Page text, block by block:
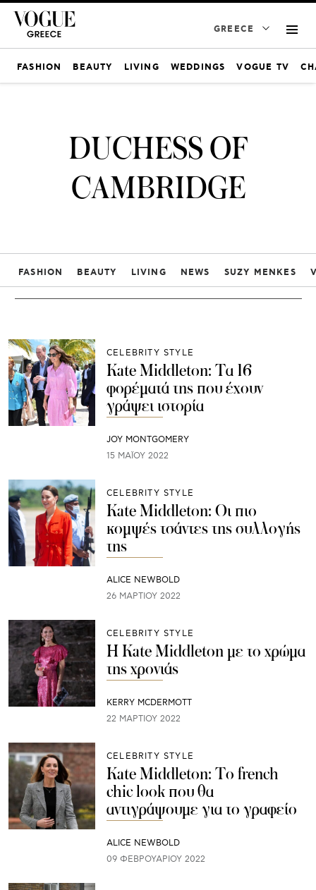
GREECE
FASHION BEAUTY LIVING WEDDINGS VOGUE TV
DUCHESS OF
CAMBRIDGE
FASHION BEAUTY LIVING NEWS SUZY MENKES
CELEBRITY STYLE
Kate Middleton: Τα 16
φορέματά της που έχουν
γράψει ιστορία
JOY MONTGOMERY
15 ΜΑΪ́ΟΥ 2022
CELEBRITY STYLE
Kate Middleton: Οι πιο
κομψές τσάντες της συλλογής
της
ALICE NEWBOLD
26 ΜΑΡΤΊΟΥ 2022
CELEBRITY STYLE
Η Kate Middleton με το χρώμα
της χρονιάς
KERRY MCDERMOTT
22 ΜΑΡΤΊΟΥ 2022
CELEBRITY STYLE
Kate Middleton: To french
chic look που θα
αντιγράψουμε για το γραφείο
ALICE NEWBOLD
09 ΦΕΒΡΟΥΑΡΊΟΥ 2022